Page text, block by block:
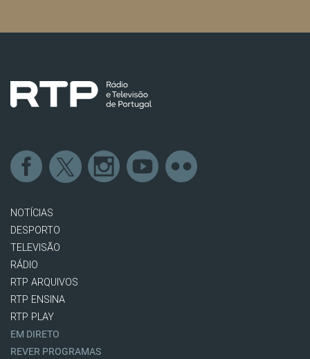
NOTÍCIAS
DESPORTO
TELEVISÃO
RÁDIO
RTP ARQUIVOS
RTP ENSINA
RTP PLAY
EM DIRETO
REVER PROGRAMAS